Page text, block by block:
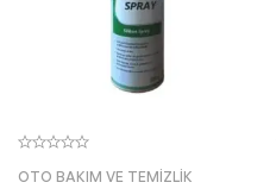
OTO BAKIM VE TEMIZLIK